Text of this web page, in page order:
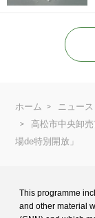
ホーム ニュース
高松市中央卸
場de特別開放」
This programme
and other material